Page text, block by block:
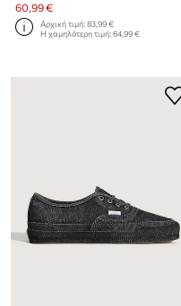
60,99 €
Αρχική τιμή:83,99 €
Η χαμηλότερη τιμή:64,99 €